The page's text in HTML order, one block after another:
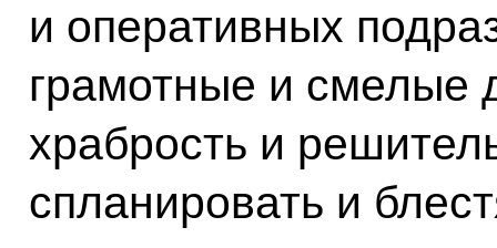
и оперативных
грамотные и смелые
храбрость и
спланировать и